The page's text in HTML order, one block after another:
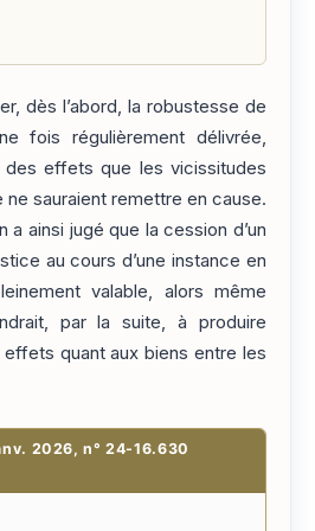
dès l’abord, la robustesse de
fois régulièrement délivrée,
des effets que les vicissitudes
ne sauraient remettre en cause.
a ainsi jugé que la cession d’un
au cours d’une instance en
valable, alors même
par la suite, à produire
quant aux biens entre les
2026, n° 24-16.630